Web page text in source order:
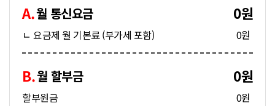
A.월 통신요금 0원
ㄴ 요금제 월 기본료 (부가세 포함) 0원
B.월 할부금 0원
할부원금
0원